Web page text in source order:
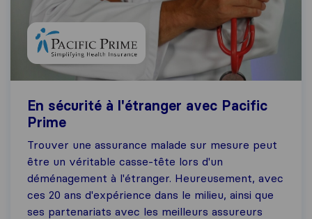
En sécurité à l'étranger avec Pacific
Prime
Trouver une assurance malade sur mesure peut
être un véritable casse-tête lors d'un
déménagement à l'étranger. Heureusement, avec
ces 20 ans d'expérience dans le milieu, ainsi que
ses partenariats avec les meilleurs assureurs